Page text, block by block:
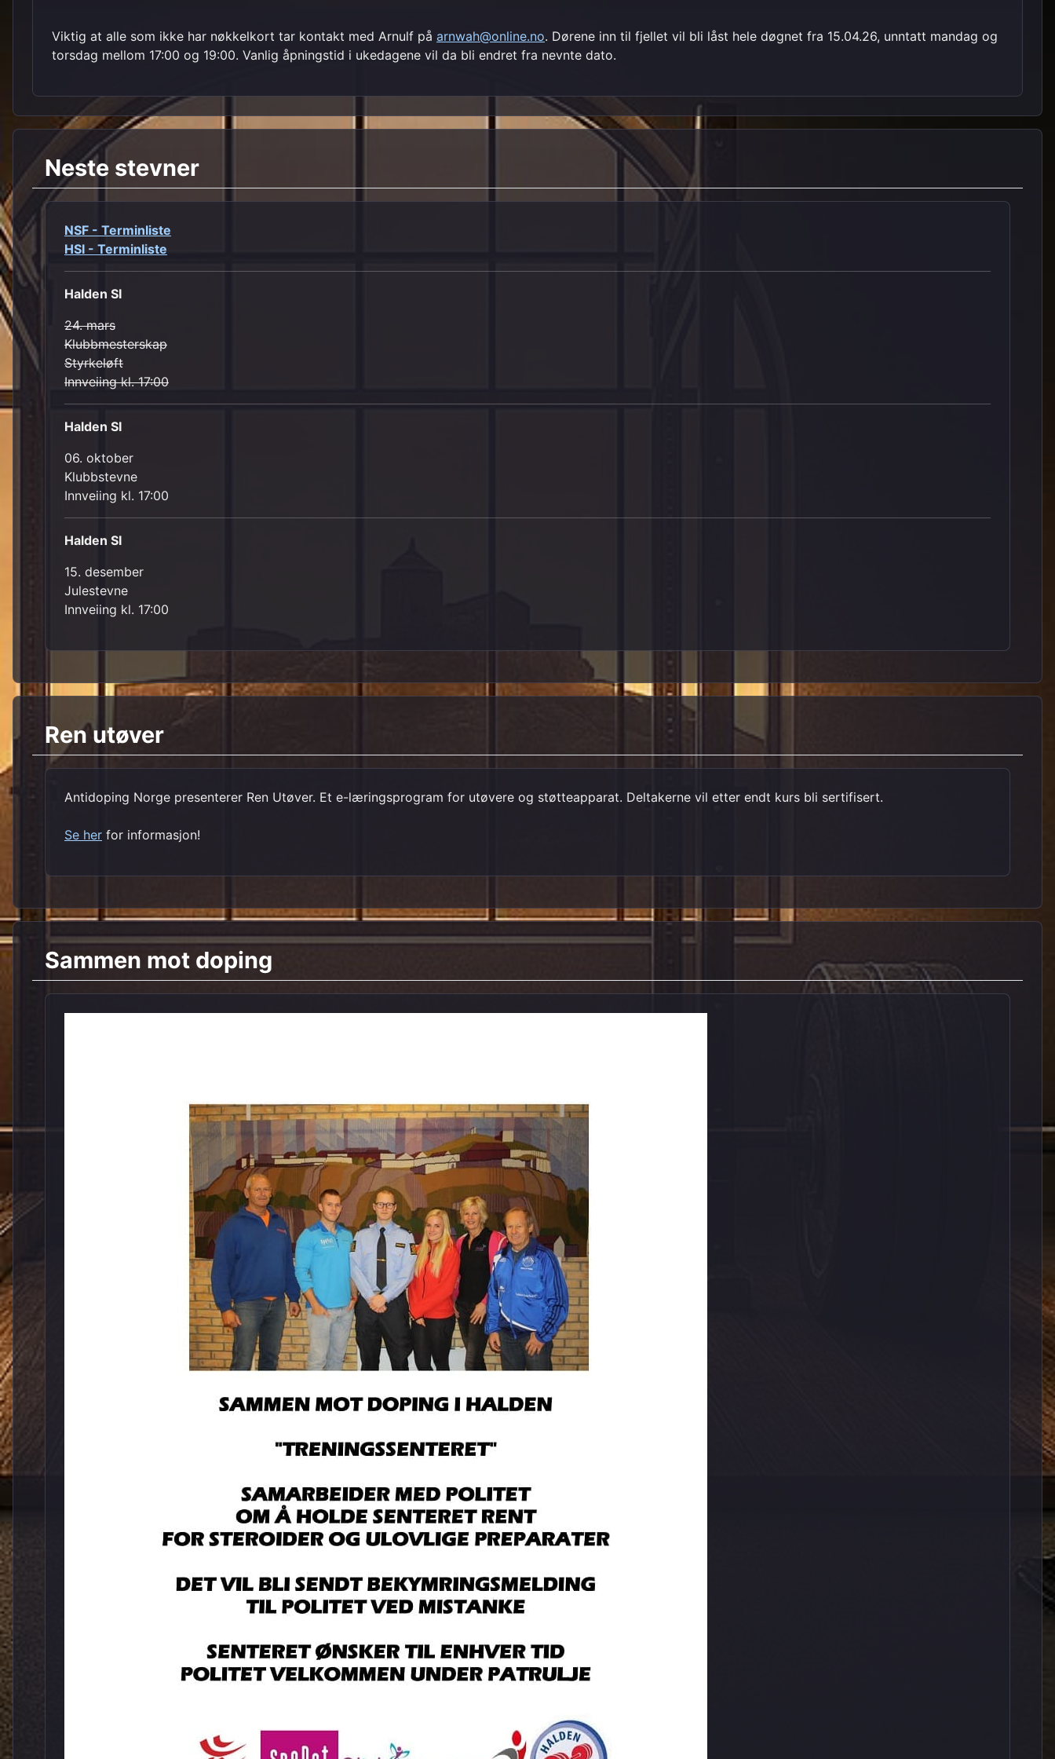
Viktig at alle som ikke har nøkkelkort tar kontakt med Arnulf på arnwah@online.no. Dørene inn til fjellet vil bli låst hele døgnet fra 15.04.26, unntatt mandag og
torsdag mellom 17:00 og 19:00. Vanlig åpningstid i ukedagene vil da bli endret fra nevnte dato.
Neste stevner
NSF - Terminliste
HSI - Terminliste
Halden SI
24. mars
Klubbmesterskap
Styrkeløft
Innveiing kl. 17:00
Halden SI
06. oktober
Klubbstevne
Innveiing kl. 17:00
Halden SI
15. desember
Julestevne
Innveiing kl. 17:00
Ren utøver
Antidoping Norge presenterer Ren Utøver. Et e-læringsprogram for utøvere og støtteapparat. Deltakerne vil etter endt kurs bli sertifisert.
Se her for informasjon!
Sammen mot doping